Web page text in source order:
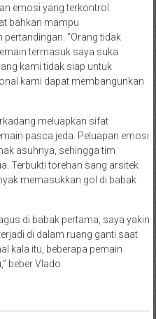
emosi yang terkontrol
bahkan mampu
“Orang tidak
termasuk saya suka
kami tidak siap untuk
kami dapat membangunkan
meluapkan sifat
pasca jeda. Peluapan emosi
asuhnya, sehingga tim
Terbukti torehan sang arsitek
memasukkan gol di babak
di babak pertama, saya yakin
di dalam ruang ganti saat
kala itu, beberapa pemain
beber Vlado.